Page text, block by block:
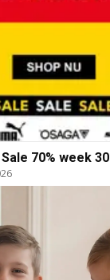
70% week 30